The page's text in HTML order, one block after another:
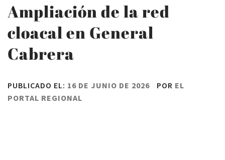
Ampliación de la red
cloacal en General
Cabrera
PUBLICADO EL: 16 DE JUNIO DE 2026 POR EL
PORTAL REGIONAL